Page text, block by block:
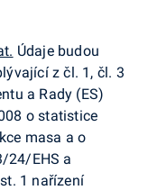
Údaje budou
z čl. 1, čl. 3
a Rady (ES)
o statistice
masa a o
24/EHS a
1 nařízení